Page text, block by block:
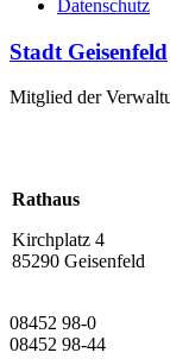
Datenschutz
Stadt Geisenfeld
Mitglied der
Rathaus
Kirchplatz 4
85290 Geisenfeld
08452 98-0
08452 98-44